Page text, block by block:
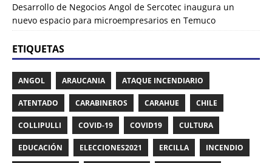
Desarrollo de Negocios Angol de Sercotec inaugura un
nuevo espacio para microempresarios en Temuco
ETIQUETAS
ANGOL ARAUCANIA ATAQUE INCENDIARIO
ATENTADO CARABINEROS CARAHUE CHILE
COLLIPULLI COVID-19 COVID19 CULTURA
EDUCACIÓN ELECCIONES2021 ERCILLA INCENDIO